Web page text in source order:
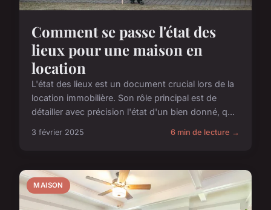
Comment se passe l'état des
lieux pour une maison en
location
L'état des lieux est un document crucial lors de la
location immobilière. Son rôle principal est de
détailler avec précision l'état d'un bien donné, q...
3 février 2025 6 min de lecture →
MAISON